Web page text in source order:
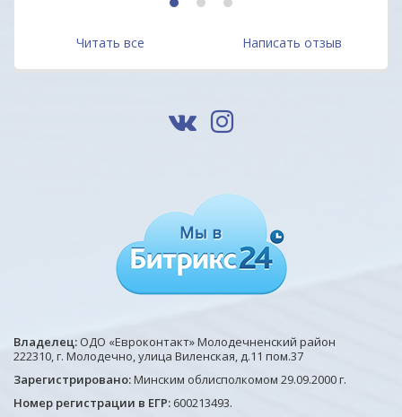
1 2 3
Читать все Написать отзыв
Владелец:ОДО «Евроконтакт» Молодечненский район
222310, г. Молодечно, улица Виленская, д.11 пом.37
Зарегистрировано:Минским облисполкомом 29.09.2000 г.
Номер регистрации в ЕГР: 600213493.